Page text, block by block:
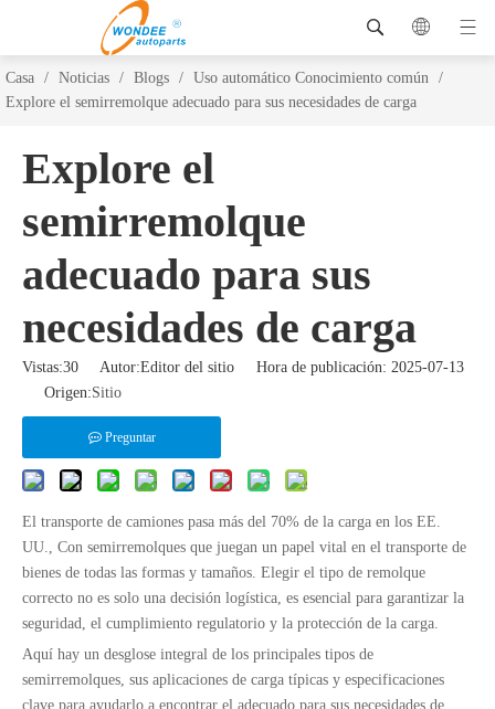
Casa / Noticias / Blogs / Uso automático Conocimiento común /
Explore el semirremolque adecuado para sus necesidades de carga
Explore el
semirremolque
adecuado para sus
necesidades de carga
Vistas:30 Autor:Editor del sitio Hora de publicación: 2025-07-13
Origen:Sitio
Preguntar
El transporte de camiones pasa más del 70% de la carga en los EE.
UU., Con semirremolques que juegan un papel vital en el transporte de
bienes de todas las formas y tamaños. Elegir el tipo de remolque
correcto no es solo una decisión logística, es esencial para garantizar la
seguridad, el cumplimiento regulatorio y la protección de la carga.
Aquí hay un desglose integral de los principales tipos de
semirremolques, sus aplicaciones de carga típicas y especificaciones
clave para ayudarlo a encontrar el adecuado para sus necesidades de